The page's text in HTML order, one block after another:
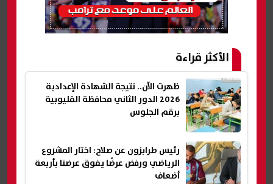
الأكثر قراءة
ظهرت الآن.. نتيجة الشهادة الإعدادية
2026 الدور الثاني محافظة القليوبية
برقم الجلوس
رئيس طرابزون عن صلاح: اختار المشروع
الرياضي ورفض عرضًا يفوق عرضنا بأربعة
أضعاف